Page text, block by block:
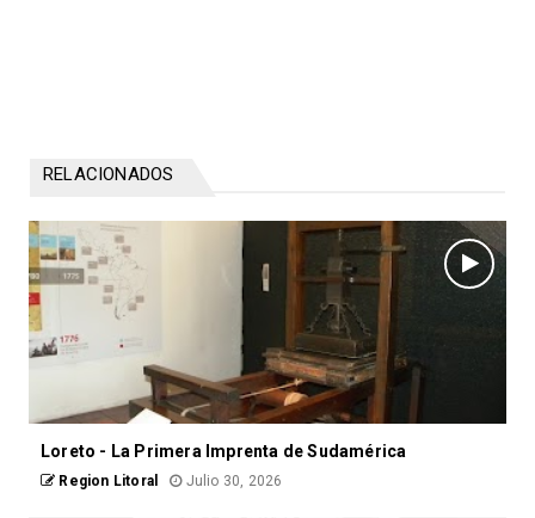
RELACIONADOS
Loreto - La Primera Imprenta de Sudamérica
Region Litoral Julio 30, 2026